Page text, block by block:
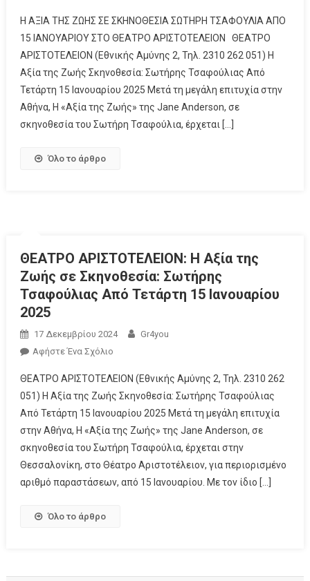
Η ΑΞΙΑ ΤΗΣ ΖΩΗΣ ΣΕ ΣΚΗΝΟΘΕΣΙΑ ΣΩΤΗΡΗ ΤΣΑΦΟΥΛΙΑ ΑΠΟ
15 ΙΑΝΟΥΑΡΙΟΥ ΣΤΟ ΘΕΑΤΡΟ ΑΡΙΣΤΟΤΕΛΕΙΟΝ ΘΕΑΤΡΟ
ΑΡΙΣΤΟΤΕΛΕΙΟΝ (Εθνικής Αμύνης 2, Τηλ. 2310 262 051) Η
Αξία της Ζωής Σκηνοθεσία: Σωτήρης Τσαφούλιας Από
Τετάρτη 15 Ιανουαρίου 2025 Μετά τη μεγάλη επιτυχία στην
Αθήνα, Η «Αξία της Ζωής» της Jane Anderson, σε
σκηνοθεσία του Σωτήρη Τσαφούλια, έρχεται […]
Όλο το άρθρο
ΘΕΑΤΡΟ ΑΡΙΣΤΟΤΕΛΕΙΟΝ: Η Αξία της
Ζωής σε Σκηνοθεσία: Σωτήρης
Τσαφούλιας Από Τετάρτη 15 Ιανουαρίου
2025
17 Δεκεμβρίου 2024
Gr4you
Αφήστε Ένα Σχόλιο
ΘΕΑΤΡΟ ΑΡΙΣΤΟΤΕΛΕΙΟΝ (Εθνικής Αμύνης 2, Τηλ. 2310 262
051) Η Αξία της Ζωής Σκηνοθεσία: Σωτήρης Τσαφούλιας
Από Τετάρτη 15 Ιανουαρίου 2025 Μετά τη μεγάλη επιτυχία
στην Αθήνα, Η «Αξία της Ζωής» της Jane Anderson, σε
σκηνοθεσία του Σωτήρη Τσαφούλια, έρχεται στην
Θεσσαλονίκη, στο Θέατρο Αριστοτέλειον, για περιορισμένο
αριθμό παραστάσεων, από 15 Ιανουαρίου. Με τον ίδιο […]
Όλο το άρθρο